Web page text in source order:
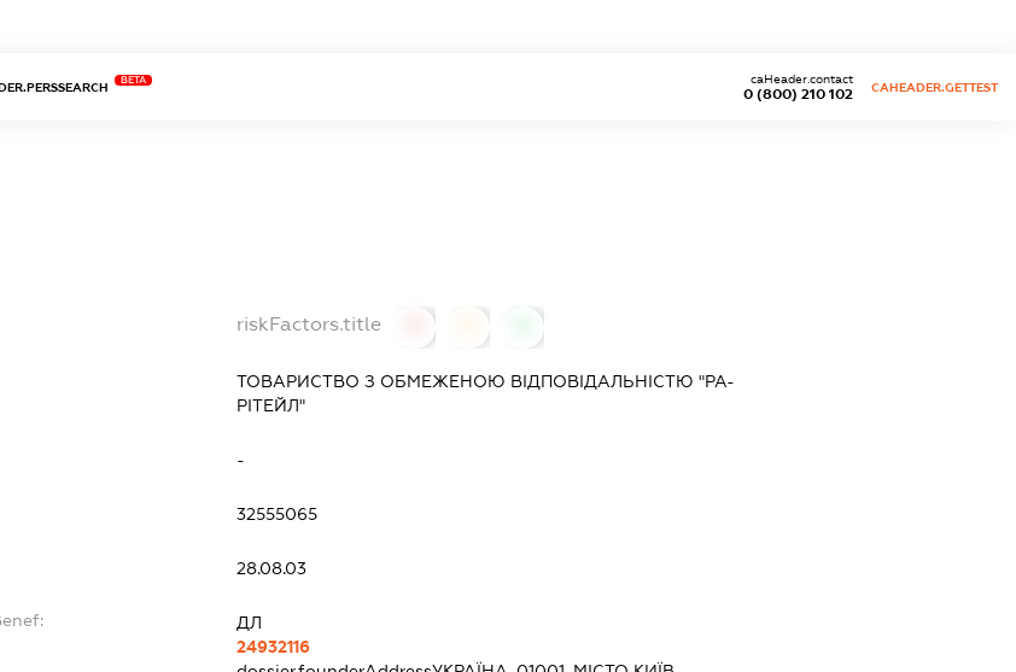
BETA
0 (800) 210 102
caHeader.contact
CAHEADER.GETTEST
riskFactors.title
ТОВАРИСТВО З ОБМЕЖЕНОЮ ВІДПОВІДАЛЬНІСТЮ "РА-
РІТЕЙЛ"
-
32555065
28.08.03
ДЛ
24932116